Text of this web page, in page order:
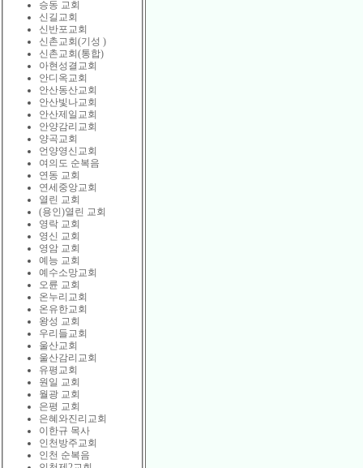
승동 교회
신길교회
신반포교회
신촌교회(기성 )
신촌교회(통합)
아현성결교회
안디옥교회
안산동산교회
안산빛나교회
안산제일교회
안양감리교회
양곡교회
언양영신교회
여의도 순복음
연동 교회
연세중앙교회
열린 교회
(용인)열린 교회
영락 교회
영신 교회
영암 교회
예능 교회
예수소망교회
오륜 교회
온누리교회
온유한교회
왕성 교회
우리들교회
울산교회
울산감리교회
유평교회
원일 교회
월광 교회
은평 교회
은혜와진리교회
이한규 목사
인천방주교회
인천 순복음